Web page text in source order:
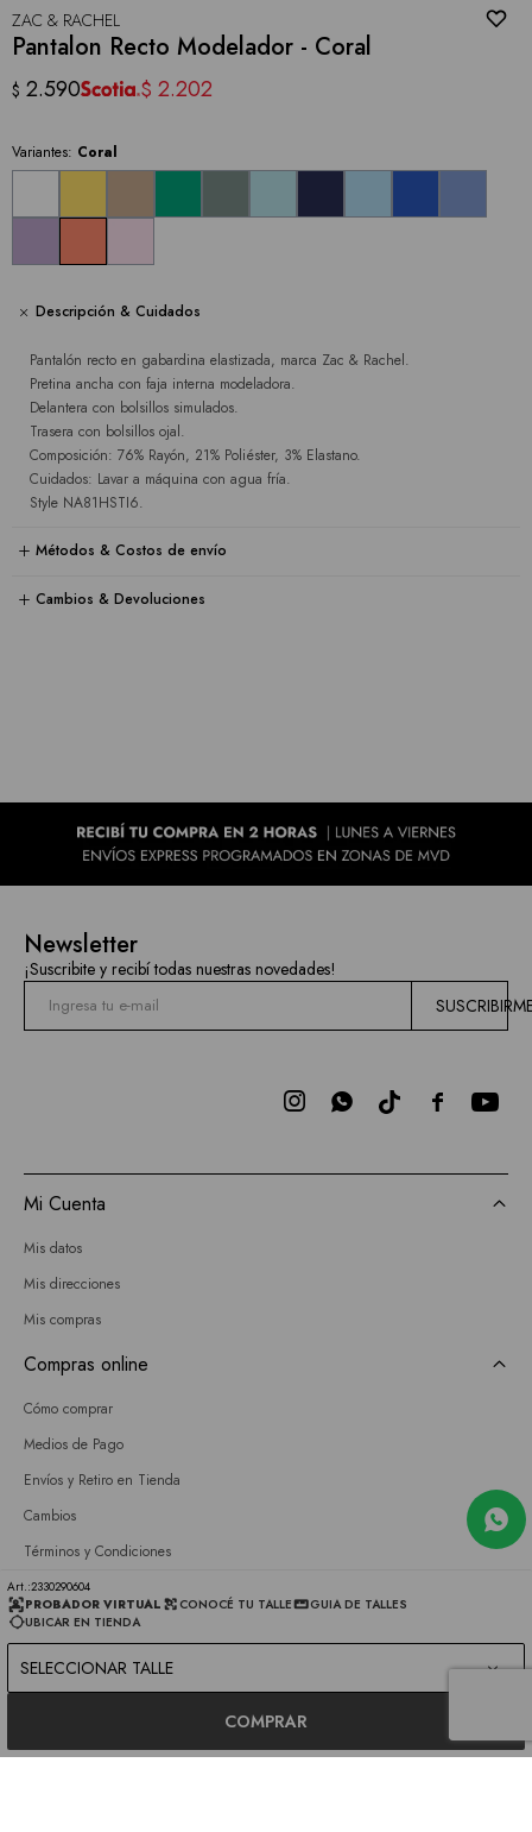
ZAC & RACHEL
Pantalon Recto Modelador - Coral
$ 2.590 $ 2.202
Variantes: Coral
2330290604
PROBADOR VIRTUAL
CONOCÉ TU TALLE
GUIA DE TALLES
UBICAR EN TIENDA
SELECCIONAR TALLE
COMPRAR
Descripción & Cuidados
Pantalón recto en gabardina elastizada, marca Zac & Rachel.
Pretina ancha con faja interna modeladora.
Delantera con bolsillos simulados.
Trasera con bolsillos ojal.
Composición: 76% Rayón, 21% Poliéster, 3% Elastano.
Cuidados: Lavar a máquina con agua fría.
Style NA81HSTI6.
Métodos & Costos de envío
Cambios & Devoluciones
Newsletter
¡Suscribite y recibí todas nuestras novedades!

 
Mi Cuenta
Mis datos
Mis direcciones
Mis compras
Compras online
Cómo comprar
Medios de Pago
Envíos y Retiro en Tienda
Cambios
Términos y Condiciones
GIFT CARD
Empresa
Sobre nosotros
Únete a nuestro equipo